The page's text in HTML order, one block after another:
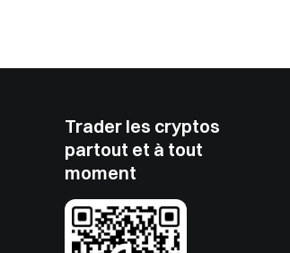
Trader les cryptos
partout et à tout
moment